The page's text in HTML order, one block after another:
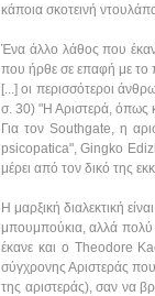
κάποια σκοτεινή
Ένα άλλο λάθος που
που ήρθε σε επαφή με το
[...] οι περισσότεροι
σ. 30) "Η Αριστερά, όπως
Για τον Southgate, η
psicopatica", Gingko
μέρει από τον δικό της
Η μαρξική διαλεκτική
μπουμπούκια, αλλά πολύ
έκανε και ο Theodore
σύγχρονης Αριστεράς που
της αριστεράς), σαν να